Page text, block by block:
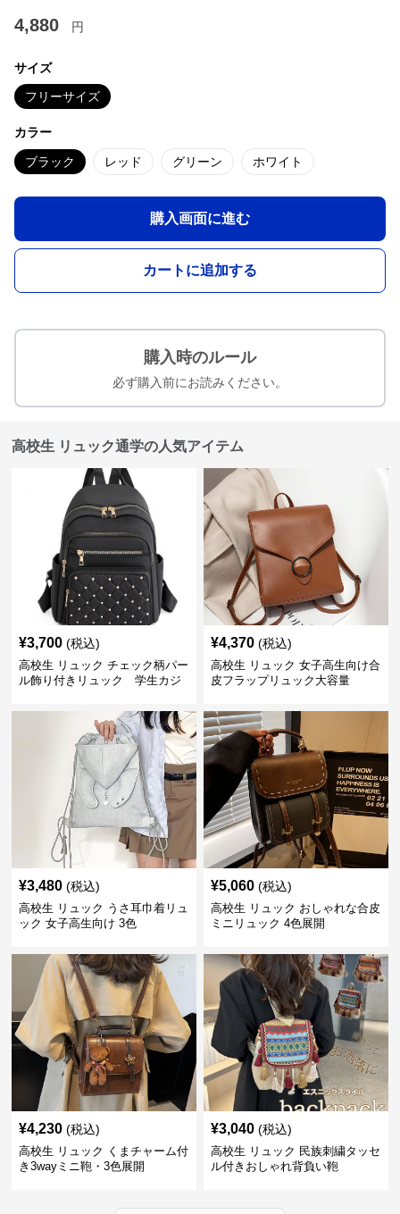
4,880 円
サイズ
フリーサイズ
カラー
ブラック レッド グリーン ホワイト
購入画面に進む
カートに追加する
購入時のルール
必ず購入前にお読みください。
高校生 リュック通学の人気アイテム
¥3,700 (税込)
高校生 リュック チェック柄パー
ル飾り付きリュック 学生カジ
¥4,370 (税込)
高校生 リュック 女子高生向け合
皮フラップリュック大容量
¥3,480 (税込)
高校生 リュック うさ耳巾着リュ
ック 女子高生向け 3色
¥5,060 (税込)
高校生 リュック おしゃれな合皮
ミニリュック 4色展開
¥4,230 (税込)
高校生 リュック くまチャーム付
き3wayミニ鞄・3色展開
¥3,040 (税込)
高校生 リュック 民族刺繍タッセ
ル付きおしゃれ背負い鞄